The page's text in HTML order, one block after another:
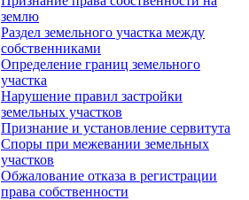
землю
Раздел земельного участка между
собственниками
Определение границ земельного
участка
Нарушение правил застройки
земельных участков
Признание и установление сервитута
Споры при межевании земельных
участков
Обжалование отказа в регистрации
права собственности